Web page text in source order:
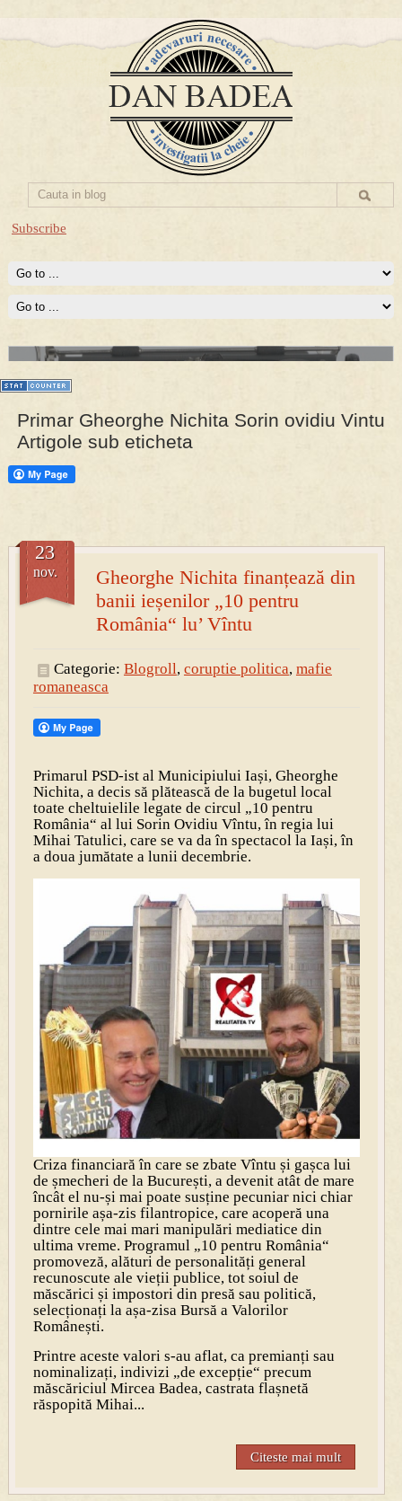
Subscribe
PRESA
Prima mea carte publicata (Nemira)
Averea Presedintelui: prima lucrare despre controversatele
conturi secrete ale Securitatii.
Primar Gheorghe Nichita Sorin ovidiu Vintu
Artigole sub eticheta
Gheorghe Nichita finanțează din
banii ieșenilor „10 pentru
România“ lu’ Vîntu
23
nov.
Categorie: Blogroll, coruptie politica, mafie
romaneasca
Primarul PSD-ist al Municipiului Iași, Gheorghe
Nichita, a decis să plătească de la bugetul local
toate cheltuielile legate de circul „10 pentru
România“ al lui Sorin Ovidiu Vîntu, în regia lui
Mihai Tatulici, care se va da în spectacol la Iași, în
a doua jumătate a lunii decembrie.
Criza financiară în care se zbate Vîntu și gașca lui
de șmecheri de la București, a devenit atât de mare
încât el nu-și mai poate susține pecuniar nici chiar
pornirile așa-zis filantropice, care acoperă una
dintre cele mai mari manipulări mediatice din
ultima vreme. Programul „10 pentru România“
promoveză, alături de personalități general
recunoscute ale vieții publice, tot soiul de
măscărici și impostori din presă sau politică,
selecționați la așa-zisa Bursă a Valorilor
Românești.
Printre aceste valori s-au aflat, ca premianți sau
nominalizați, indivizi „de excepție“ precum
măscăriciul Mircea Badea, castrata flașnetă
răspopită Mihai...
Citeste mai mult